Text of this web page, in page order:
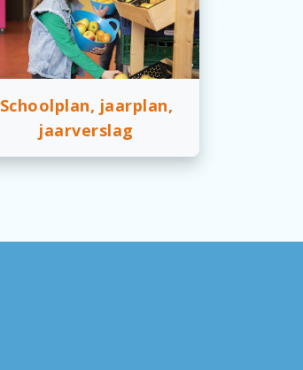
Schoolplan, jaarplan,
jaarverslag